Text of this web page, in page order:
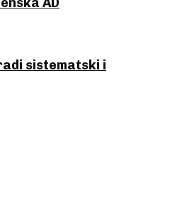
sistematski i